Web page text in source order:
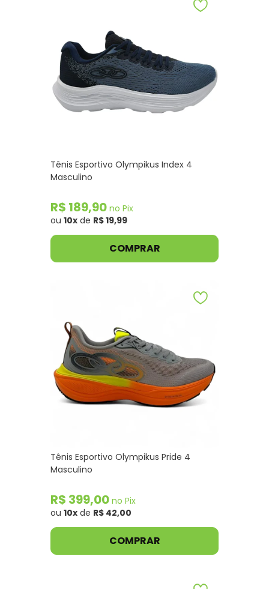
Tênis Esportivo Olympikus Index 4
Masculino
R$ 189,90 no Pix
ou 10x de R$ 19,99
COMPRAR
Tênis Esportivo Olympikus Pride 4
Masculino
R$ 399,00 no Pix
ou 10x de R$ 42,00
COMPRAR